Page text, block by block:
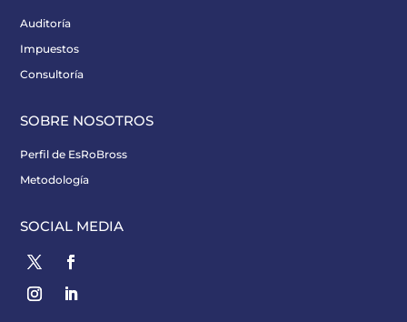
Auditoría
Impuestos
Consultoría
SOBRE NOSOTROS
Perfil de EsRoBross
Metodología
SOCIAL MEDIA